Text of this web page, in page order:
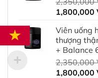
1,800,000
Viên uống
thượng
+ Balance
2,350,000
1,800,000